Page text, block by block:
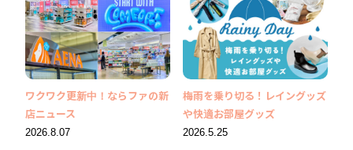
ワクワク更新中！ならファの新
店ニュース
2026.8.07
梅雨を乗り切る！レイングッズ
や快適お部屋グッズ
2026.5.25